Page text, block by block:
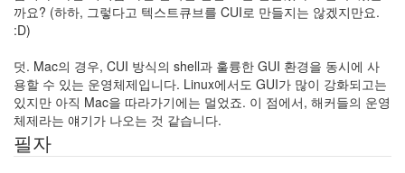
까요? (하하, 그렇다고 텍스트큐브를 CUI로 만들지는 않겠지만요.
:D)
덧. Mac의 경우, CUI 방식의 shell과 훌륭한 GUI 환경을 동시에 사
용할 수 있는 운영체제입니다. Linux에서도 GUI가 많이 강화되고는
있지만 아직 Mac을 따라가기에는 멀었죠. 이 점에서, 해커들의 운영
체제라는 얘기가 나오는 것 같습니다.
필자
이
야
기
10
즐
거
운
이